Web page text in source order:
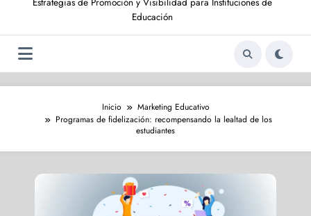
Estrategias de Promoción y Visibilidad para Instituciones de
Educación
Inicio
Marketing Educativo
Programas de fidelización: recompensando la lealtad de los
estudiantes